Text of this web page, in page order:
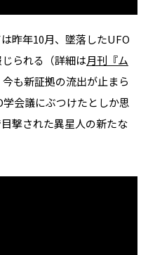
昨年10月、墜落したUFO
られる（詳細は月刊『ム
も新証拠の流出が止まら
会議にぶつけたとしか思
撃された異星人の新たな